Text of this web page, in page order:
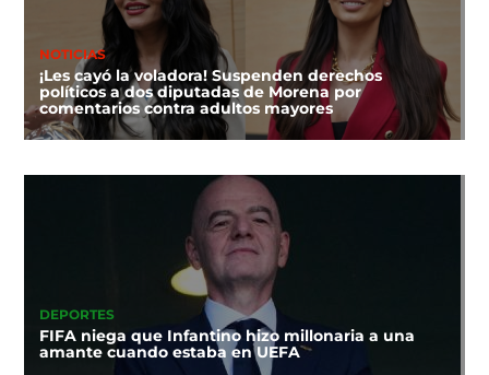
NOTICIAS
¡Les cayó la voladora! Suspenden derechos
políticos a dos diputadas de Morena por
comentarios contra adultos mayores
DEPORTES
FIFA niega que Infantino hizo millonaria a una
amante cuando estaba en UEFA